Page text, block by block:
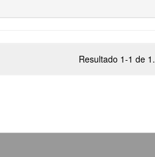
Resultado 1-1 de 1.